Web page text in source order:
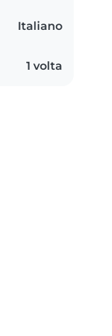
Italiano
1 volta